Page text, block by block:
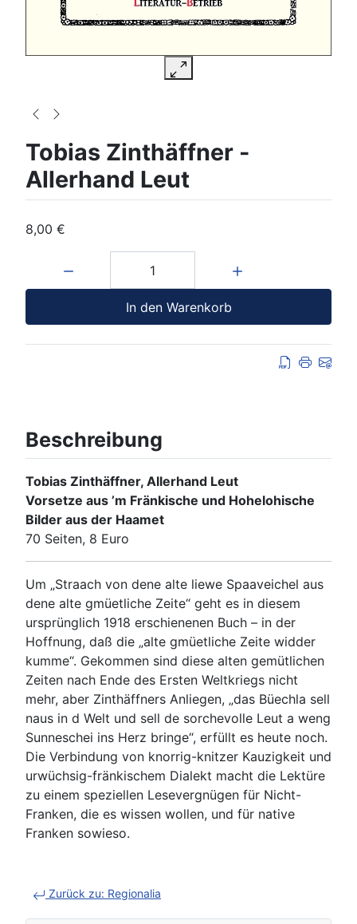
Tobias Zinthäffner -
Allerhand Leut
8,00 €
In den Warenkorb
Beschreibung
Tobias Zinthäffner, Allerhand Leut
Vorsetze aus ’m Fränkische und Hohelohische
Bilder aus der Haamet
70 Seiten, 8 Euro
Um „Straach von dene alte liewe Spaaveichel aus
dene alte gmüetliche Zeite“ geht es in diesem
ursprünglich 1918 erschienenen Buch – in der
Hoffnung, daß die „alte gmüetliche Zeite widder
kumme“. Gekommen sind diese alten gemütlichen
Zeiten nach Ende des Ersten Weltkriegs nicht
mehr, aber Zinthäffners Anliegen, „das Büech­la sell
naus in d Welt und sell de sorchevolle Leut a weng
Sunneschei ins Herz bringe“, erfüllt es heute noch.
Die Verbindung von knorrig-knitzer Kauzig­keit und
urwüchsig-fränkischem Dialekt macht die Lektüre
zu einem speziellen Lesevergnügen für Nicht-
Franken, die es wissen wollen, und für native
Franken sowieso.
Zurück zu: Regionalia